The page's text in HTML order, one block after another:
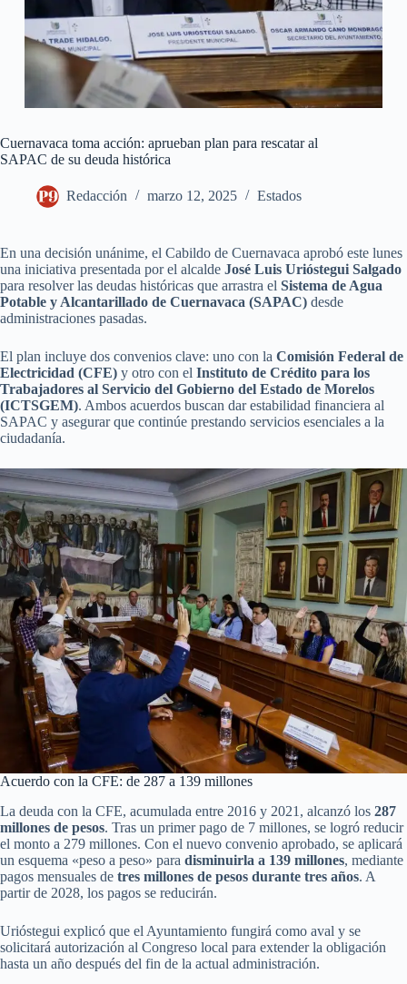
Cuernavaca toma acción: aprueban plan para rescatar al
SAPAC de su deuda histórica
Redacción marzo 12, 2025 Estados
En una decisión unánime, el Cabildo de Cuernavaca aprobó este lunes
una iniciativa presentada por el alcalde José Luis Urióstegui Salgado
para resolver las deudas históricas que arrastra el Sistema de Agua
Potable y Alcantarillado de Cuernavaca (SAPAC) desde
administraciones pasadas.
El plan incluye dos convenios clave: uno con la Comisión Federal de
Electricidad (CFE) y otro con el Instituto de Crédito para los
Trabajadores al Servicio del Gobierno del Estado de Morelos
(ICTSGEM). Ambos acuerdos buscan dar estabilidad financiera al
SAPAC y asegurar que continúe prestando servicios esenciales a la
ciudadanía.
Acuerdo con la CFE: de 287 a 139 millones
La deuda con la CFE, acumulada entre 2016 y 2021, alcanzó los 287
millones de pesos. Tras un primer pago de 7 millones, se logró reducir
el monto a 279 millones. Con el nuevo convenio aprobado, se aplicará
un esquema «peso a peso» para disminuirla a 139 millones, mediante
pagos mensuales de tres millones de pesos durante tres años. A
partir de 2028, los pagos se reducirán.
Urióstegui explicó que el Ayuntamiento fungirá como aval y se
solicitará autorización al Congreso local para extender la obligación
hasta un año después del fin de la actual administración.